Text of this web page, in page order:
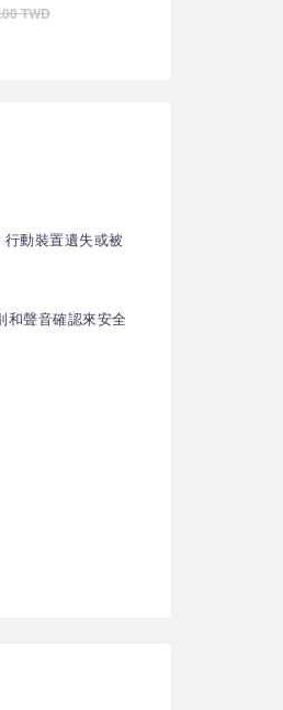
TWD
動裝置遺失或被
和聲音確認來安全